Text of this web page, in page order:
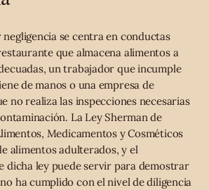
se centra en conductas
que almacena alimentos a
un trabajador que incumple
de manos o una empresa de
no realiza las inspecciones necesarias
La Ley Sherman de
Medicamentos y Cosméticos
alimentos adulterados, y el
dicha ley puede servir para demostrar
ha cumplido con el nivel de diligencia